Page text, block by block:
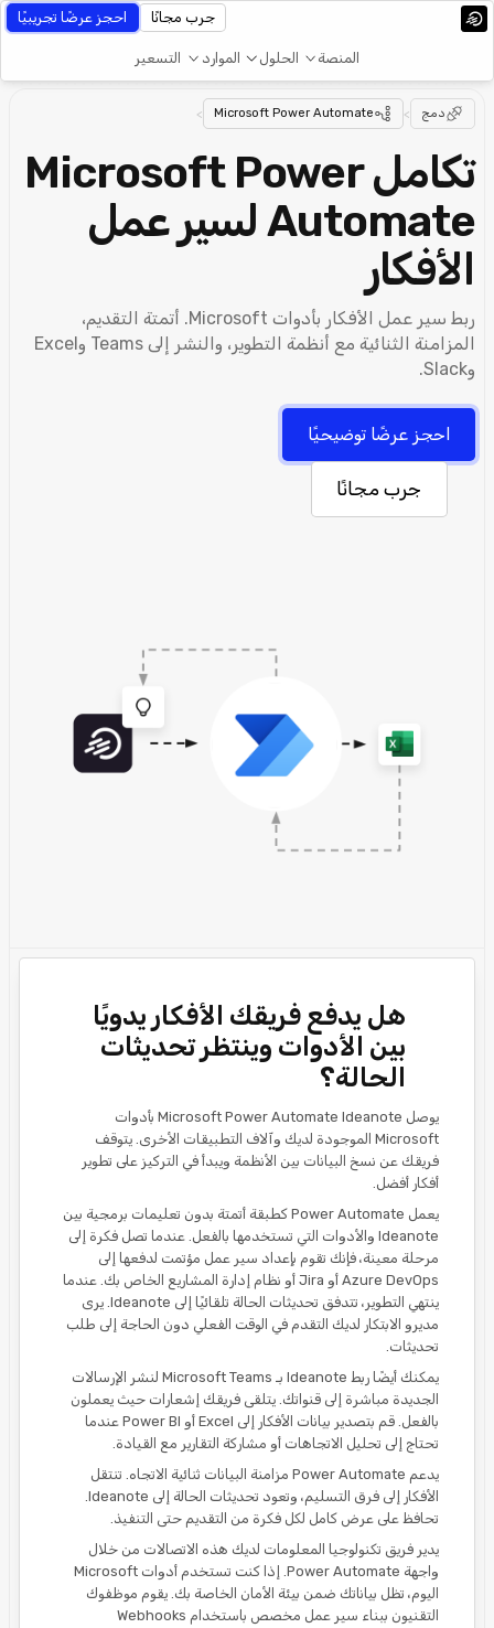
المنصة الحلول الموارد التسعير
جرب مجانًا احجز عرضًا تجريبيًا
دمج >
Microsoft Power Automate
>
تكامل Microsoft Power
Automate لسير عمل
الأفكار
ربط سير عمل الأفكار بأدوات Microsoft. أتمتة التقديم،
المزامنة الثنائية مع أنظمة التطوير، والنشر إلى Teams وExcel
وSlack.
احجز عرضًا توضيحيًا
جرب مجانًا
هل يدفع فريقك الأفكار يدويًا
بين الأدوات وينتظر تحديثات
الحالة؟
يوصل Microsoft Power Automate Ideanote بأدوات
Microsoft الموجودة لديك وآلاف التطبيقات الأخرى. يتوقف
فريقك عن نسخ البيانات بين الأنظمة ويبدأ في التركيز على تطوير
أفكار أفضل.
يعمل Power Automate كطبقة أتمتة بدون تعليمات برمجية بين
Ideanote والأدوات التي تستخدمها بالفعل. عندما تصل فكرة إلى
مرحلة معينة، فإنك تقوم بإعداد سير عمل مؤتمت لدفعها إلى
Azure DevOps أو Jira أو نظام إدارة المشاريع الخاص بك. عندما
ينتهي التطوير، تتدفق تحديثات الحالة تلقائيًا إلى Ideanote. يرى
مديرو الابتكار لديك التقدم في الوقت الفعلي دون الحاجة إلى طلب
تحديثات.
يمكنك أيضًا ربط Ideanote بـ Microsoft Teams لنشر الإرسالات
الجديدة مباشرة إلى قنواتك. يتلقى فريقك إشعارات حيث يعملون
بالفعل. قم بتصدير بيانات الأفكار إلى Excel أو Power BI عندما
تحتاج إلى تحليل الاتجاهات أو مشاركة التقارير مع القيادة.
يدعم Power Automate مزامنة البيانات ثنائية الاتجاه. تنتقل
الأفكار إلى فرق التسليم، وتعود تحديثات الحالة إلى Ideanote.
تحافظ على عرض كامل لكل فكرة من التقديم حتى التنفيذ.
يدير فريق تكنولوجيا المعلومات لديك هذه الاتصالات من خلال
واجهة Power Automate. إذا كنت تستخدم أدوات Microsoft
اليوم، تظل بياناتك ضمن بيئة الأمان الخاصة بك. يقوم موظفوك
التقنيون ببناء سير عمل مخصص باستخدام Webhooks